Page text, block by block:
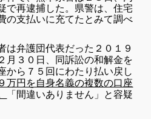
で再逮捕した。県警は、住宅
の支払いに充てたとみて調べ
は弁護団代表だった２０１９
月３０日、同訴訟の和解金を
から７５回にわたり払い戻し
万円を自身名義の複数の口座
「間違いありません」と容疑